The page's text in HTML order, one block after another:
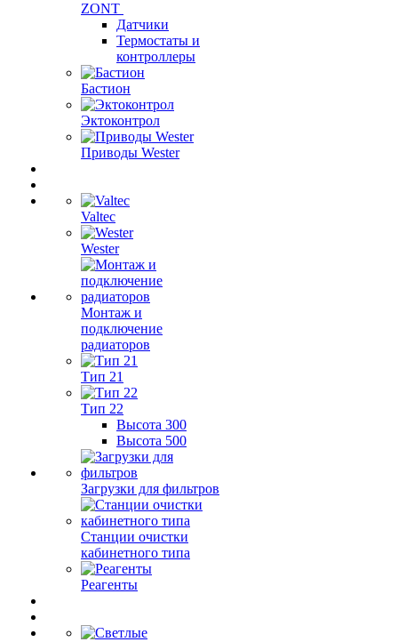
ZONT
Датчики
Термостаты и
контроллеры
Бастион
Эктоконтрол
Приводы Wester
Valtec
Wester
Монтаж и
подключение
радиаторов
Тип 21
Тип 22
Высота 300
Высота 500
Загрузки для фильтров
Станции очистки
кабинетного типа
Реагенты